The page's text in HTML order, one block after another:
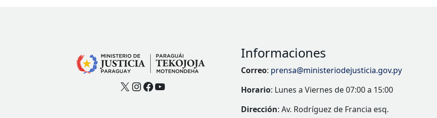
X Instagram
Facebook
YouTube
Informaciones
Correo: prensa@ministeriodejusticia.gov.py
Horario: Lunes a Viernes de 07:00 a 15:00
Dirección: Av. Rodríguez de Francia esq.